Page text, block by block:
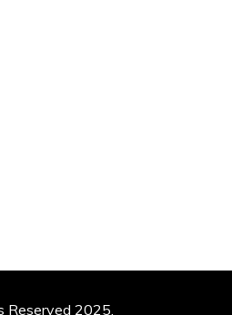
Reserved 2025.